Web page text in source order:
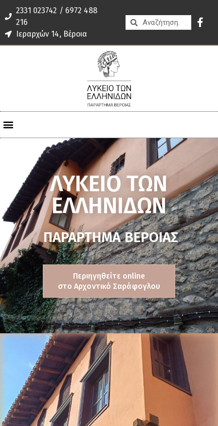
2331 023742 / 6972 488
216
Ιεραρχών 14, Βέροια
ΛΥΚΕΙΟ ΤΩΝ
ΕΛΛΗΝΙΔΩΝ
ΠΑΡΑΡΤΗΜΑ ΒΕΡΟΙΑΣ
Περιηγηθείτε online
στο Αρχοντικό Σαράφογλου